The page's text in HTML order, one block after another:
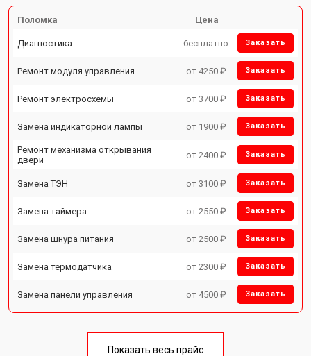
Поломка Цена
Диагностика бесплатно Заказать
Ремонт модуля управления от 4250 ₽ Заказать
Ремонт электросхемы от 3700 ₽ Заказать
Замена индикаторной лампы от 1900 ₽ Заказать
Ремонт механизма открывания
двери
от 2400 ₽ Заказать
Замена ТЭН от 3100 ₽ Заказать
Замена таймера от 2550 ₽ Заказать
Замена шнура питания от 2500 ₽ Заказать
Замена термодатчика от 2300 ₽ Заказать
Замена панели управления от 4500 ₽ Заказать
Показать весь прайс